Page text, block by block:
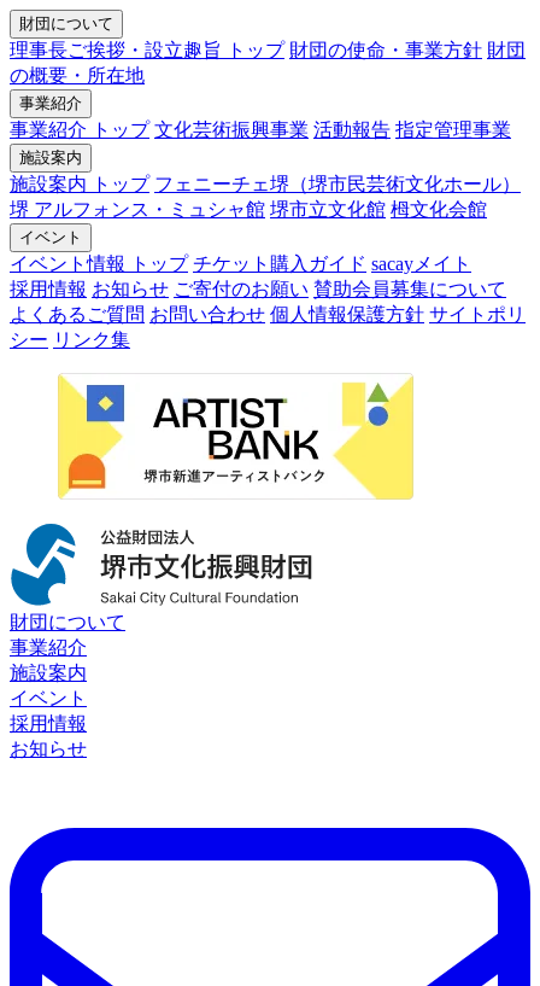
財団について
理事長ご挨拶・設立趣旨 トップ 財団の使命・事業方針 財団
の概要・所在地
事業紹介
事業紹介 トップ 文化芸術振興事業 活動報告 指定管理事業
施設案内
施設案内 トップ フェニーチェ堺（堺市民芸術文化ホール）
堺 アルフォンス・ミュシャ館 堺市立文化館 栂文化会館
イベント
イベント情報 トップ チケット購入ガイド sacayメイト
採用情報 お知らせ ご寄付のお願い 賛助会員募集について
よくあるご質問 お問い合わせ 個人情報保護方針 サイトポリ
シー リンク集
財団について
事業紹介
施設案内
イベント
採用情報
お知らせ